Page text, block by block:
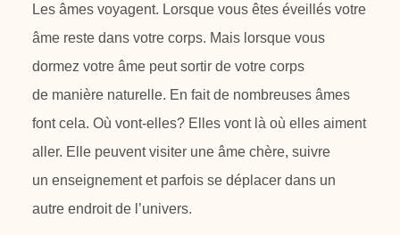
Les âmes voyagent. Lorsque vous êtes éveillés votre
âme reste dans votre corps. Mais lorsque vous
dormez votre âme peut sortir de votre corps
de manière naturelle. En fait de nombreuses âmes
font cela. Où vont-elles? Elles vont là où elles aiment
aller. Elle peuvent visiter une âme chère, suivre
un enseignement et parfois se déplacer dans un
autre endroit de l’univers.